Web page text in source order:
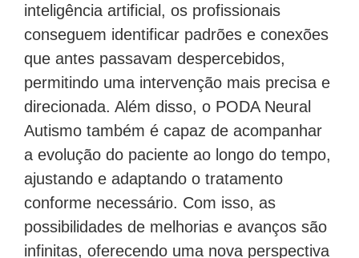
inteligência artificial, os profissionais
conseguem identificar padrões e conexões
que antes passavam despercebidos,
permitindo uma intervenção mais precisa e
direcionada. Além disso, o PODA Neural
Autismo também é capaz de acompanhar
a evolução do paciente ao longo do tempo,
ajustando e adaptando o tratamento
conforme necessário. Com isso, as
possibilidades de melhorias e avanços são
infinitas, oferecendo uma nova perspectiva